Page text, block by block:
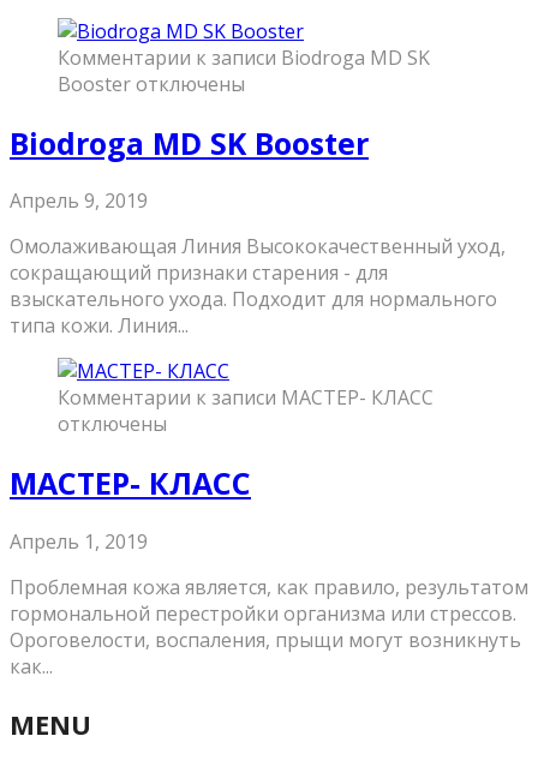
Комментарии к записи Biodroga MD SK
Boosterотключены
Biodroga MD SK Booster
Апрель 9, 2019
Омолаживающая Линия Высококачественный уход,
сокращающий признаки старения - для
взыскательного ухода. Подходит для нормального
типа кожи. Линия...
Комментарии к записи МАСТЕР- КЛАСС
отключены
МАСТЕР- КЛАСС
Апрель 1, 2019
Проблемная кожа является, как правило, результатом
гормональной перестройки организма или стрессов.
Ороговелости, воспаления, прыщи могут возникнуть
как...
MENU